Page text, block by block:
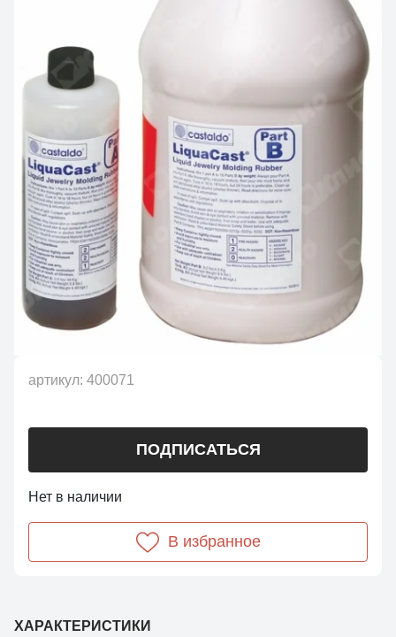
ХАРАКТЕРИСТИКИ
артикул: 400071
ПОДПИСАТЬСЯ
Нет в наличии
В избранное